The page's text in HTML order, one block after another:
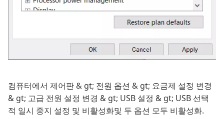
컴퓨터에서 제어판 & gt; 전원 옵션 & gt; 요금제 설정 변경
& gt; 고급 전원 설정 변경 & gt; USB 설정 & gt; USB 선택
적 일시 중지 설정 및 비활성화및 두 옵션 모두 비활성화.